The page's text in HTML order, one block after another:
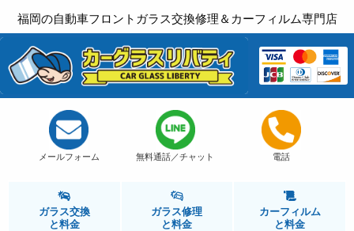
福岡の自動車フロントガラス交換修理＆カーフィルム専門店
メールフォーム 無料通話／チャット 電話
ガラス交換
と料金
ガラス修理
と料金
カーフィルム
と料金